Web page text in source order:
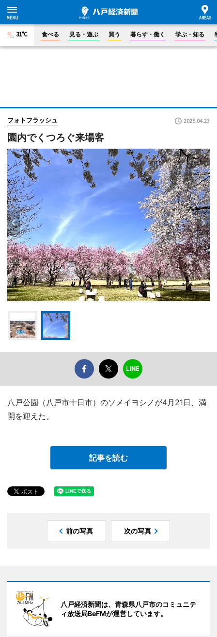
31°C 食べる 見る・遊ぶ 買う 暮らす・働く 学ぶ・知る
フォトフラッシュ 2025.04.23
園内でくつろぐ来場客
八戸公園（八戸市十日市）のソメイヨシノが4月21日、満
開を迎えた。
記事を読む
前の写真 次の写真
八戸経済新聞は、青森県八戸市のコミュニテ
ィ放送局BeFMが運営しています。